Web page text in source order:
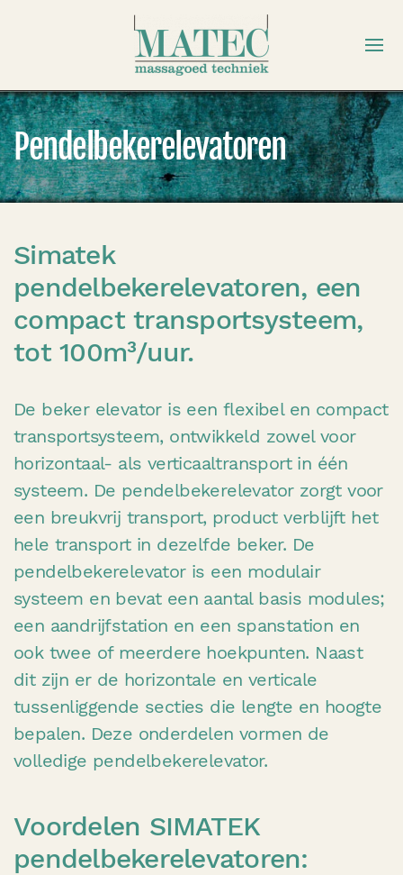
Pendelbekerelevatoren
Simatek
pendelbekerelevatoren, een
compact transportsysteem,
tot 100m³/uur.
De beker elevator is een flexibel en compact
transportsysteem, ontwikkeld zowel voor
horizontaal- als verticaaltransport in één
systeem. De pendelbekerelevator zorgt voor
een breukvrij transport, product verblijft het
hele transport in dezelfde beker. De
pendelbekerelevator is een modulair
systeem en bevat een aantal basis modules;
een aandrijfstation en een spanstation en
ook twee of meerdere hoekpunten. Naast
dit zijn er de horizontale en verticale
tussenliggende secties die lengte en hoogte
bepalen. Deze onderdelen vormen de
volledige pendelbekerelevator.
Voordelen SIMATEK
pendelbekerelevatoren: